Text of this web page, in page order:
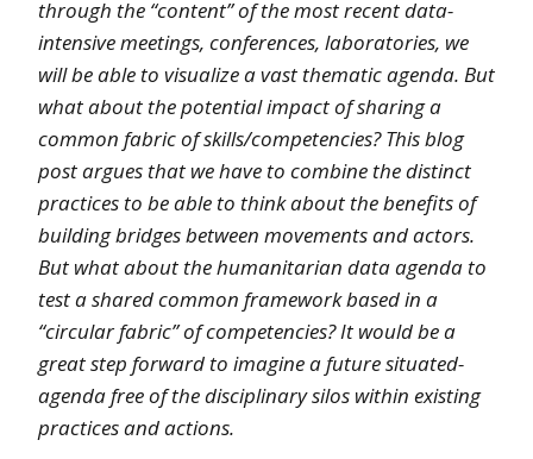
through the “content” of the most recent data-
intensive meetings, conferences, laboratories, we
will be able to visualize a vast thematic agenda. But
what about the potential impact of sharing a
common fabric of skills/competencies? This blog
post argues that we have to combine the distinct
practices to be able to think about the benefits of
building bridges between movements and actors.
But what about the humanitarian data agenda to
test a shared common framework based in a
“circular fabric” of competencies? It would be a
great step forward to imagine a future situated-
agenda free of the disciplinary silos within existing
practices and actions.